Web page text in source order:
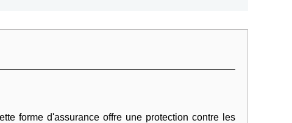
forme d'assurance offre une protection contre les